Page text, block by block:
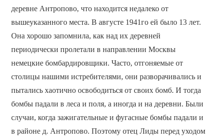
деревне Антропово, что находится недалеко от
вышеуказанного места. В августе 1941­го ей было 13 лет.
Она хорошо запомнила, как над их деревней
периодически пролетали в направлении Москвы
немецкие бомбардировщики. Часто, отгоняемые от
столицы нашими истребителями, они разворачивались и
пытались хаотично освободиться от своих бомб. И тогда
бомбы падали в леса и поля, а иногда и на деревни. Были
случаи, когда зажигательные и фугасные бомбы падали и
в районе д. Антропово. Поэтому отец Лиды перед уходом